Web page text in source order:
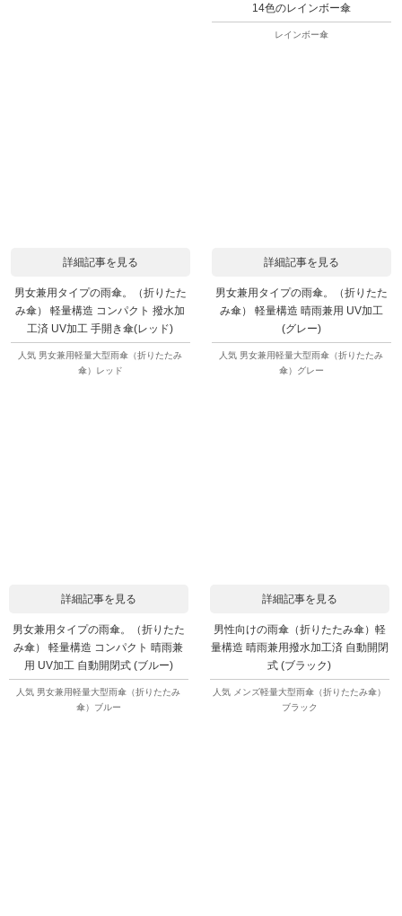
14色のレインボー傘
レインボー傘
詳細記事を見る
男女兼用タイプの雨傘。（折りたた
み傘） 軽量構造 コンパクト 撥水加
工済 UV加工 手開き傘(レッド)
人気 男女兼用軽量大型雨傘（折りたたみ
傘）レッド
詳細記事を見る
男女兼用タイプの雨傘。（折りたた
み傘） 軽量構造 晴雨兼用 UV加工
(グレー)
人気 男女兼用軽量大型雨傘（折りたたみ
傘）グレー
詳細記事を見る
男女兼用タイプの雨傘。（折りたた
み傘） 軽量構造 コンパクト 晴雨兼
用 UV加工 自動開閉式 (ブルー)
人気 男女兼用軽量大型雨傘（折りたたみ
傘）ブルー
詳細記事を見る
男性向けの雨傘（折りたたみ傘）軽
量構造 晴雨兼用撥水加工済 自動開閉
式 (ブラック)
人気 メンズ軽量大型雨傘（折りたたみ傘）
ブラック